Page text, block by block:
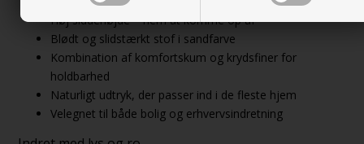
Høj siddehøjde – nem at komme op af
Blødt og slidstærkt stof i sandfarve
Kombination af komfortskum og krydsfiner for
holdbarhed
Naturligt udtryk, der passer ind i de fleste hjem
Velegnet til både bolig og erhvervsindretning